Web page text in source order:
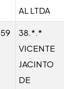
AL LTDA
38.*.*
VICENTE
JACINTO
DE